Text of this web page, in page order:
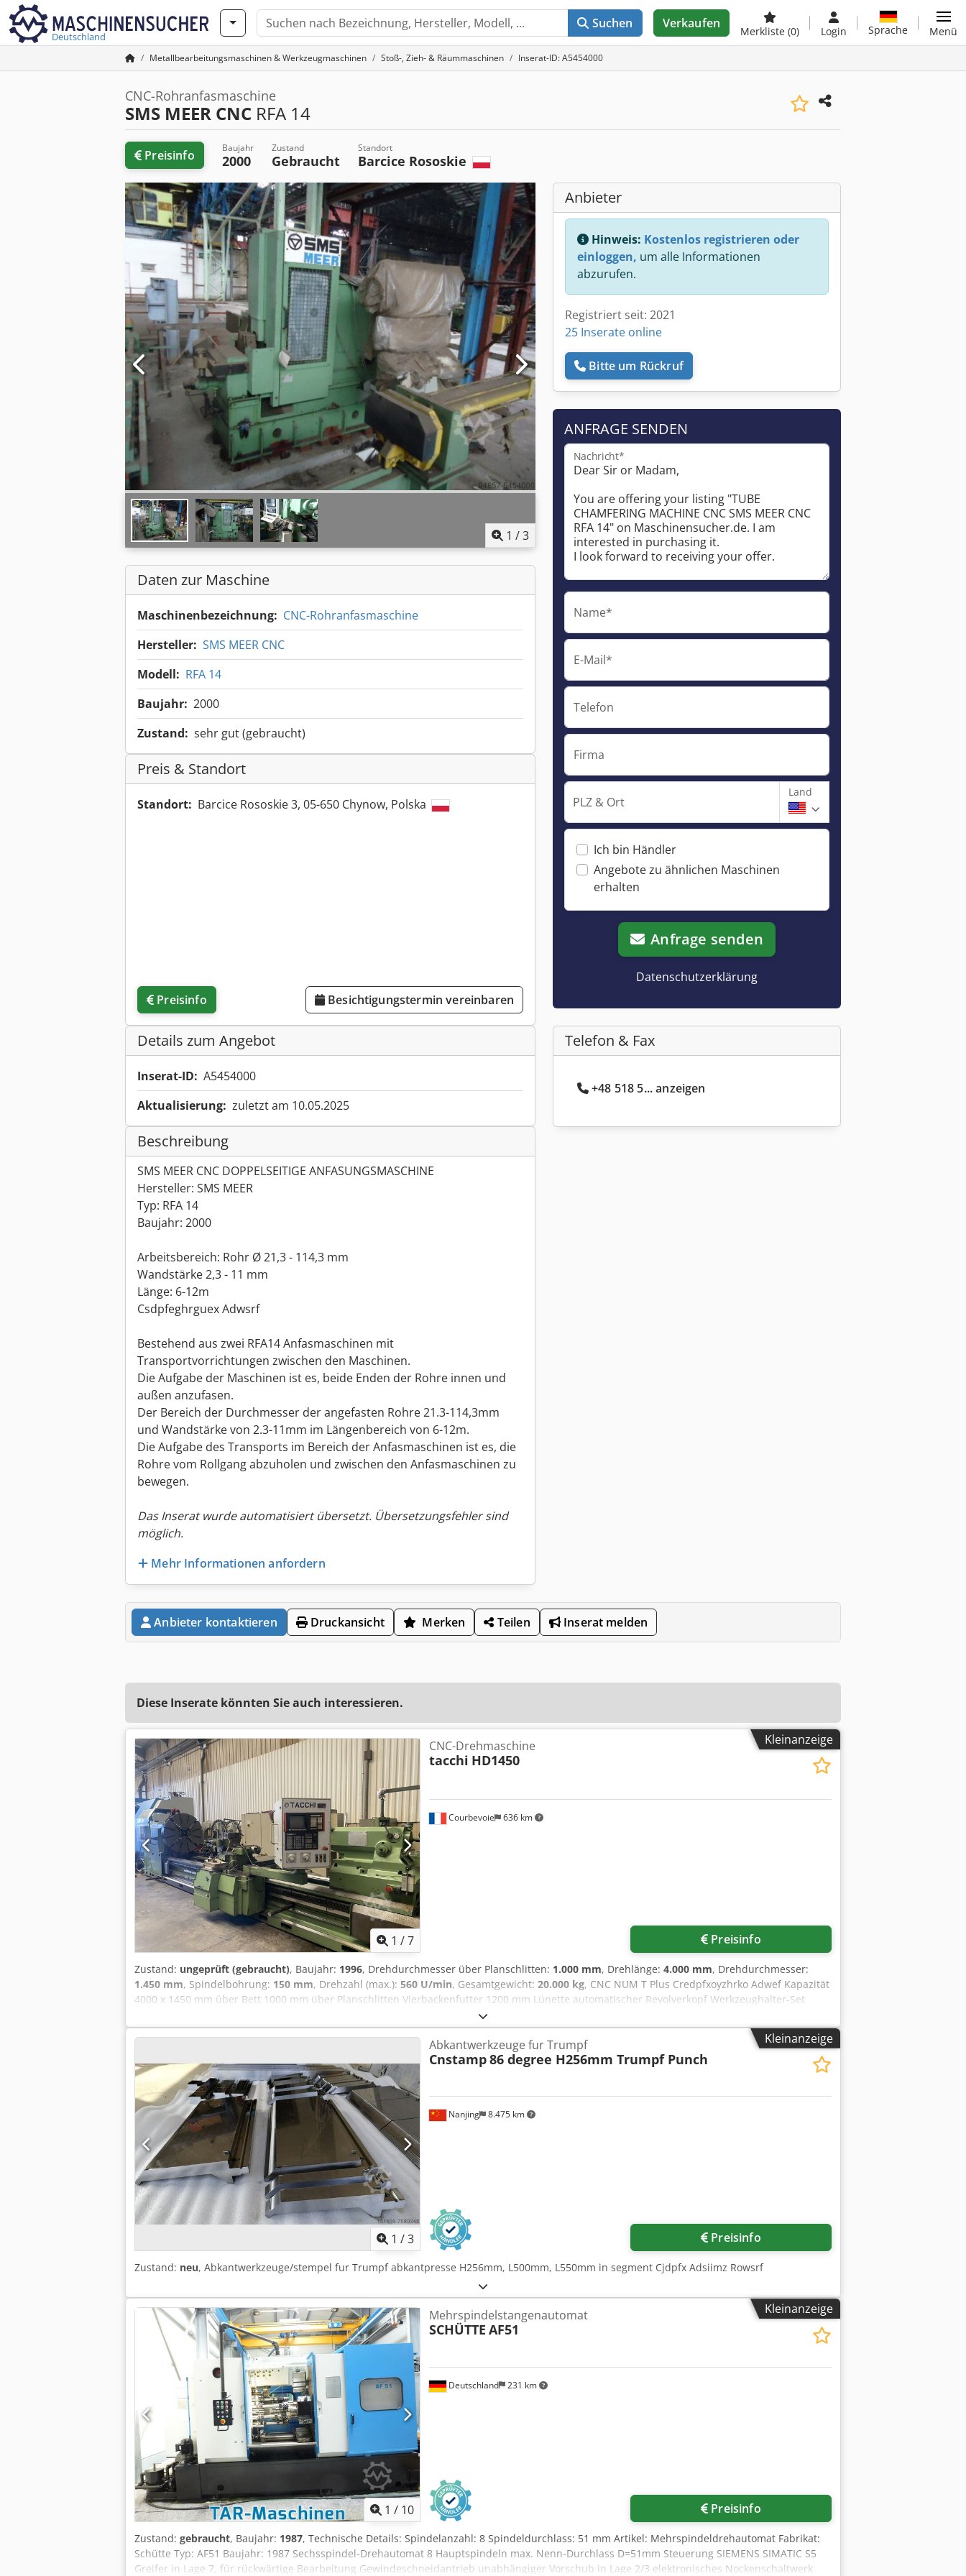
Deutschland
Suchen Verkaufen
Merkliste (0) Login Sprache Menü
Metallbearbeitungsmaschinen & Werkzeugmaschinen Stoß-, Zieh- & Räummaschinen Inserat-ID: A5454000
CNC-Rohranfasmaschine
SMS MEER CNC RFA 14
Preisinfo Baujahr
2000
Zustand
Gebraucht
Standort
Barcice Rososkie
1 /3
Daten zur Maschine
Maschinenbezeichnung: CNC-Rohranfasmaschine
Hersteller: SMS MEER CNC
Modell: RFA 14
Baujahr: 2000
Zustand: sehr gut (gebraucht)
Preis & Standort
Standort: Barcice Rososkie 3, 05-650 Chynow, Polska
Preisinfo Besichtigungstermin vereinbaren
Details zum Angebot
Inserat-ID: A5454000
Aktualisierung: zuletzt am 10.05.2025
Beschreibung
SMS MEER CNC DOPPELSEITIGE ANFASUNGSMASCHINE
Hersteller: SMS MEER
Typ: RFA 14
Baujahr: 2000
Arbeitsbereich: Rohr Ø 21,3 - 114,3 mm
Wandstärke 2,3 - 11 mm
Länge: 6-12m
Csdpfeghrguex Adwsrf
Bestehend aus zwei RFA14 Anfasmaschinen mit
Transportvorrichtungen zwischen den Maschinen.
Die Aufgabe der Maschinen ist es, beide Enden der Rohre innen und
außen anzufasen.
Der Bereich der Durchmesser der angefasten Rohre 21.3-114,3mm
und Wandstärke von 2.3-11mm im Längenbereich von 6-12m.
Die Aufgabe des Transports im Bereich der Anfasmaschinen ist es, die
Rohre vom Rollgang abzuholen und zwischen den Anfasmaschinen zu
bewegen.
Das Inserat wurde automatisiert übersetzt. Übersetzungsfehler sind
möglich.
Mehr Informationen anfordern
Anbieter
Hinweis: Kostenlos registrieren oder
einloggen, um alle Informationen
abzurufen.
Registriert seit: 2021
25 Inserate online
Bitte um Rückruf
ANFRAGE SENDEN
Nachricht*
Name*
E-Mail*
Telefon
Firma
PLZ & Ort
Land
Ich bin Händler
Angebote zu ähnlichen Maschinen
erhalten
Anfrage senden
Datenschutzerklärung
Telefon & Fax
+48 518 5... anzeigen
Anbieter kontaktieren Druckansicht Merken Teilen Inserat melden
Diese Inserate könnten Sie auch interessieren.
Kleinanzeige
1 /7
Courbevoie 636 km
CNC-Drehmaschine
tacchi HD1450
Preisinfo
Zustand: ungeprüft (gebraucht), Baujahr: 1996, Drehdurchmesser über Planschlitten: 1.000 mm, Drehlänge: 4.000 mm, Drehdurchmesser:
1.450 mm, Spindelbohrung: 150 mm, Drehzahl (max.): 560 U/min, Gesamtgewicht: 20.000 kg, CNC NUM T Plus Credpfxoyzhrko Adwef Kapazität
4000 x 1450 mm über Bett 1000 mm über Planschlitten Vierbackenfutter 1200 mm Lünette automatischer Revolverkopf Werkzeughalter-Set
Kleinanzeige
1 /3
Nanjing 8.475 km
Abkantwerkzeuge fur Trumpf
Cnstamp86 degree H256mm Trumpf Punch
Preisinfo
Zustand: neu, Abkantwerkzeuge/stempel fur Trumpf abkantpresse H256mm, L500mm, L550mm in segment Cjdpfx Adsiimz Rowsrf
Kleinanzeige
1 / 10
Deutschland 231 km
Mehrspindelstangenautomat
SCHÜTTE AF51
Preisinfo
Zustand: gebraucht, Baujahr: 1987, Technische Details: Spindelanzahl: 8 Spindeldurchlass: 51 mm Artikel: Mehrspindeldrehautomat Fabrikat:
Schütte Typ: AF51 Baujahr: 1987 Sechsspindel-Drehautomat 8 Hauptspindeln max. Nenn-Durchlass D=51mm Steuerung SIEMENS SIMATIC S5
Greifer in Lage 7, für rückwärtige Bearbeitung Gewindeschneidantrieb unabhängiger Vorschub in Lage 2/3 elektronisches Nockenschaltwerk